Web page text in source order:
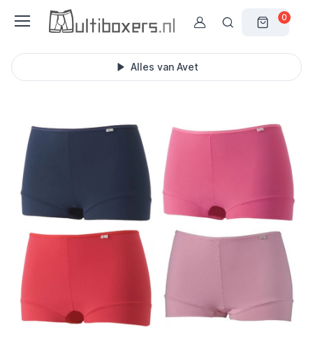
0
Alles van Avet